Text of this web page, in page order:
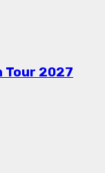
Tour 2027